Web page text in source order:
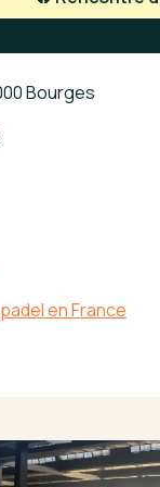
Bourges
en France